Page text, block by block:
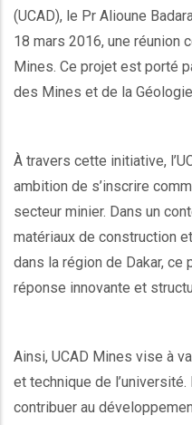
(UCAD), le Pr Alioune
18 mars 2016, une réunion
Mines. Ce projet est porté
des Mines et de la Géologie
À travers cette initiative,
ambition de s’inscrire
secteur minier. Dans un
matériaux de construction
dans la région de Dakar, ce
réponse innovante et
Ainsi, UCAD Mines vise à
et technique de
contribuer au